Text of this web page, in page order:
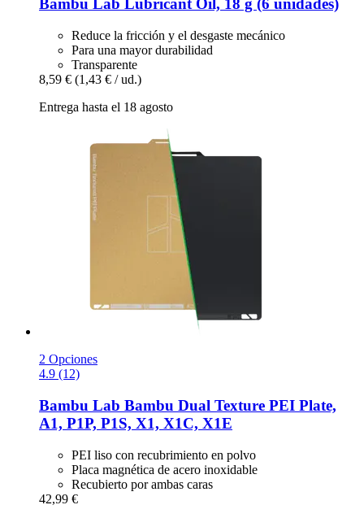
Bambu Lab Lubricant Oil, 18 g (6 unidades)
Reduce la fricción y el desgaste mecánico
Para una mayor durabilidad
Transparente
8,59 € (1,43 € / ud.)
Entrega hasta el 18 agosto
2 Opciones
4.9 (12)
Bambu Lab Bambu Dual Texture PEI Plate,
A1, P1P, P1S, X1, X1C, X1E
PEI liso con recubrimiento en polvo
Placa magnética de acero inoxidable
Recubierto por ambas caras
42,99 €